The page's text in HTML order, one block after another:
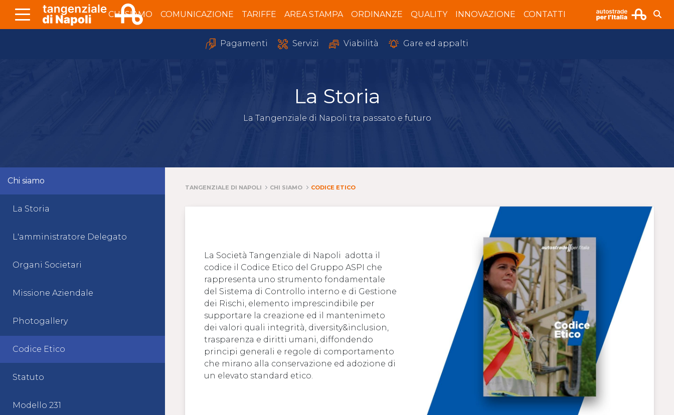
Skip to Main Content
CHI SIAMO COMUNICAZIONE TARIFFE AREA STAMPA ORDINANZE QUALITY INNOVAZIONE CONTATTI
Pagamenti Servizi Viabilità Gare ed appalti
La Storia
La Tangenziale di Napoli tra passato e futuro
Chi siamo
La Storia
L'amministratore Delegato
Organi Societari
Missione Aziendale
Photogallery
Codice Etico
Statuto
Modello 231
TANGENZIALE DI NAPOLI CHI SIAMO CODICE ETICO
La Società Tangenziale di Napoli adotta il
codice il Codice Etico del Gruppo ASPI che
rappresenta uno strumento fondamentale
del Sistema di Controllo interno e di Gestione
dei Rischi, elemento imprescindibile per
supportare la creazione ed il mantenimeto
dei valori quali integrità, diversity&inclusion,
trasparenza e diritti umani, diffondendo
principi generali e regole di comportamento
che mirano alla conservazione ed adozione di
un elevato standard etico.